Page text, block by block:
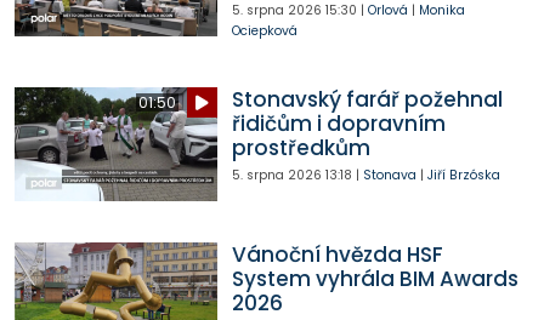
5. srpna 2026 15:30 | Orlová | Monika
Ociepková
01:50
Stonavský farář požehnal
řidičům i dopravním
prostředkům
5. srpna 2026 13:18 | Stonava | Jiří Brzóska
Vánoční hvězda HSF
System vyhrála BIM Awards
2026